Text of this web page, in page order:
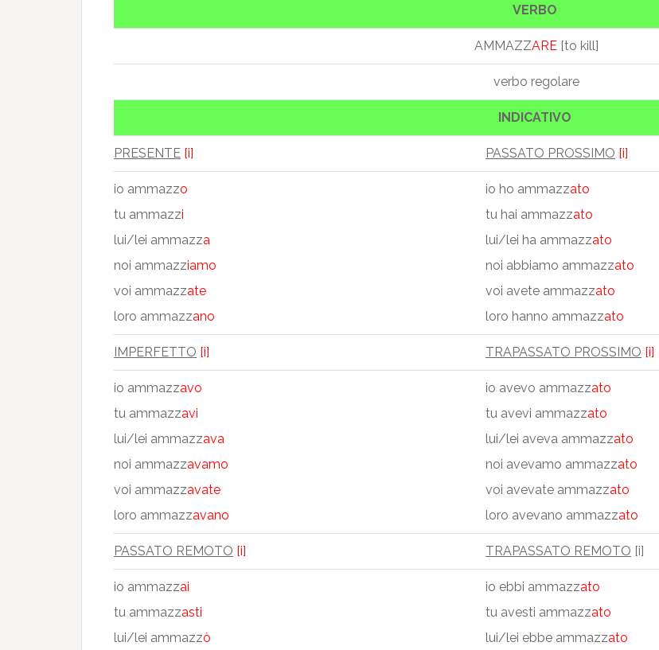
VERBO
AMMAZZARE [to kill]
verbo regolare
INDICATIVO
PRESENTE [i] PASSATO PROSSIMO [i]
io ammazzo
tu ammazzi
lui/lei ammazza
noi ammazziamo
voi ammazzate
loro ammazzano
io ho ammazzato
tu hai ammazzato
lui/lei ha ammazzato
noi abbiamo ammazzato
voi avete ammazzato
loro hanno ammazzato
IMPERFETTO [i] TRAPASSATO PROSSIMO [i]
io ammazzavo
tu ammazzavi
lui/lei ammazzava
noi ammazzavamo
voi ammazzavate
loro ammazzavano
io avevo ammazzato
tu avevi ammazzato
lui/lei aveva ammazzato
noi avevamo ammazzato
voi avevate ammazzato
loro avevano ammazzato
PASSATO REMOTO [i] TRAPASSATO REMOTO [i]
io ammazzai
tu ammazzasti
lui/lei ammazzò
io ebbi ammazzato
tu avesti ammazzato
lui/lei ebbe ammazzato